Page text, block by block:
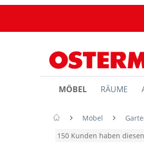
MÖBEL RÄUME
Möbel
150 Kunden haben